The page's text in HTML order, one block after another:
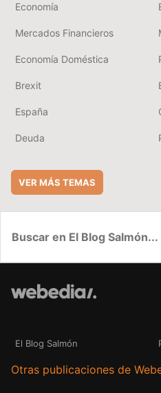
Economía
Mercados Financieros
Economía Doméstica
Brexit
España
Deuda
VER MÁS TEMAS
El Blog Salmón
Otras publicaciones de